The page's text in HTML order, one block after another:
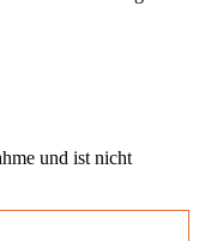
und ist nicht